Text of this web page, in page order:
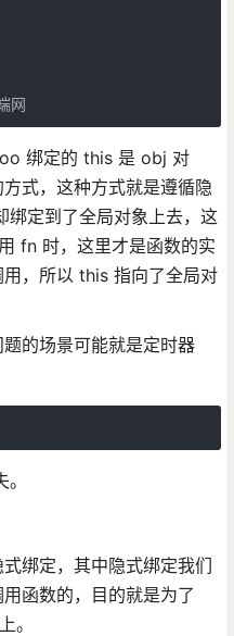
绑定的 this 是 obj 对
式，这种方式就是遵循隐
定到了全局对象上去，这
fn 时，这里才是函数的实
，所以 this 指向了全局对
的场景可能就是定时器
绑定，其中隐式绑定我们
函数的，目的就是为了
。